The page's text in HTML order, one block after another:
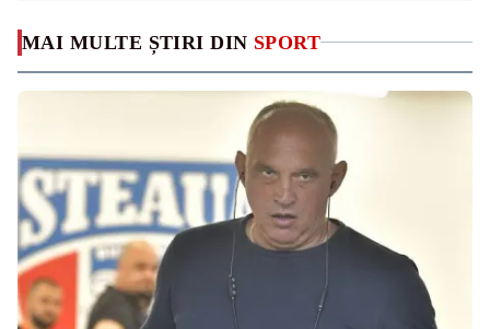
MAI MULTE ȘTIRI DIN SPORT